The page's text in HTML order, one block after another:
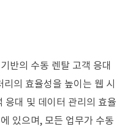
반의 수동 렌탈 고객 응대
의 효율성을 높이는 웹 시
대 및 데이터 관리의 효율
있으며, 모든 업무가 수동